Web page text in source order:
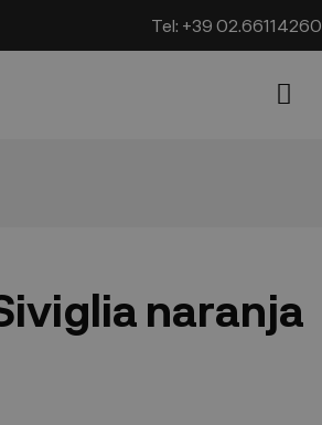
Tel: +39 02.66114260
naranja